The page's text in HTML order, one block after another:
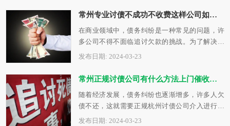
常州专业讨债不成功不收费这样公司如何选择？
在商业领域中，债务纠纷是一种常见的问题，许
多公司不得不面临追讨欠款的挑战。为了解决这
个问题，许多公司开始寻找专业的台州讨债…
发布日期: 2024-03-23
常州正规讨债公司有什么方法上门催收呢？
随着经济发展，债务纠纷也逐渐增多，许多人欠
债不还，这就需要正规杭州讨债公司介入进行催
收。正规杭州讨债公司在催收欠款时会采用…
发布日期: 2024-03-23